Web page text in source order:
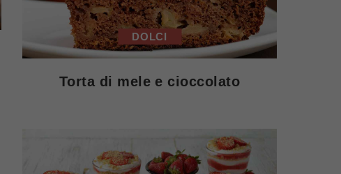
DOLCI
Torta di mele e cioccolato